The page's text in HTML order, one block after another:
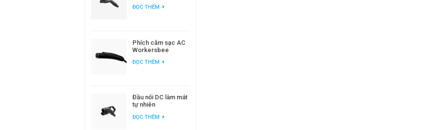
dành cho sạc xe
ĐỌC THÊM
Phích cắm sạc AC
Workersbee
sạc EV tại nhà và nơi
ĐỌC THÊM
Đầu nối DC làm mát
tự nhiên
CCS2 để sạc nhanh
ĐỌC THÊM